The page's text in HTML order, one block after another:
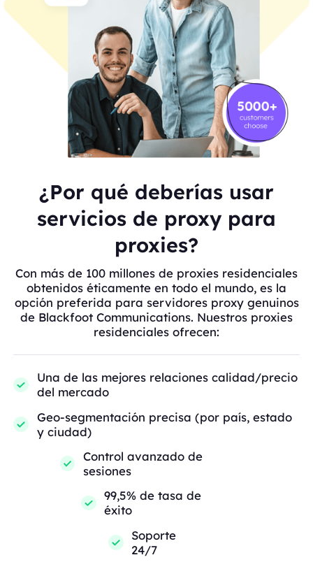
¿Por qué deberías usar
servicios de proxy para
proxies?
Con más de 100 millones de proxies residenciales
obtenidos éticamente en todo el mundo, es la
opción preferida para servidores proxy genuinos
de Blackfoot Communications. Nuestros proxies
residenciales ofrecen:
Una de las mejores relaciones calidad/precio
del mercado
Geo-segmentación precisa (por país, estado
y ciudad)
Control avanzado de
sesiones
99,5% de tasa de
éxito
Soporte
24/7